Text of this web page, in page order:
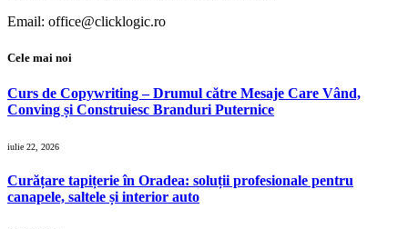
Email: office@clicklogic.ro
Cele mai noi
Curs de Copywriting – Drumul către Mesaje Care Vând,
Conving și Construiesc Branduri Puternice
iulie 22, 2026
Curățare tapițerie în Oradea: soluții profesionale pentru
canapele, saltele și interior auto